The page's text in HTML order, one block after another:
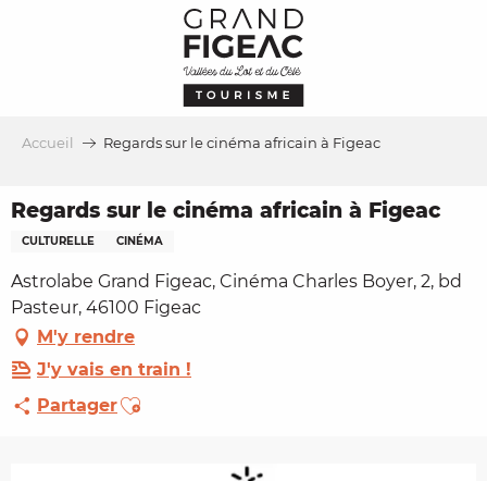
Accueil Regards sur le cinéma africain à Figeac
Regards sur le cinéma africain à Figeac
CULTURELLE CINÉMA
Astrolabe Grand Figeac, Cinéma Charles Boyer, 2, bd
Pasteur, 46100 Figeac
M'y rendre
J'y vais en train !
PartagerAjouter aux favoris